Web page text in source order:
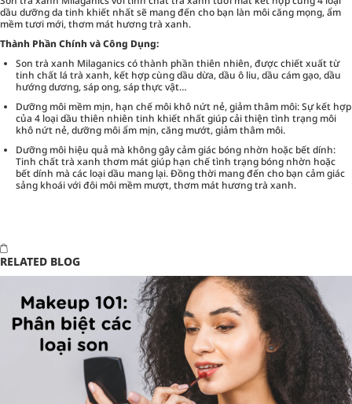
dầu dưỡng da tinh khiết nhất sẽ mang đến cho bạn làn môi căng mọng, ẩm
mềm tươi mới, thơm mát hương trà xanh.
Thành Phần Chính và Công Dụng:
Son trà xanh Milaganics có thành phần thiên nhiên, được chiết xuất từ
tinh chất lá trà xanh, kết hợp cùng dầu dừa, dầu ô liu, dầu cám gạo, dầu
hướng dương, sáp ong, sáp thực vật…
Dưỡng môi mềm mịn, hạn chế môi khô nứt nẻ, giảm thâm môi: Sự kết hợp
của 4 loại dầu thiên nhiên tinh khiết nhất giúp cải thiện tình trạng môi
khô nứt nẻ, dưỡng môi ẩm mịn, căng mướt, giảm thâm môi.
Dưỡng môi hiệu quả mà không gây cảm giác bóng nhờn hoặc bết dính:
Tinh chất trà xanh thơm mát giúp hạn chế tình trạng bóng nhờn hoặc
bết dính mà các loại dầu mang lại. Đồng thời mang đến cho bạn cảm giác
sảng khoái với đôi môi mềm mượt, thơm mát hương trà xanh.
RELATED BLOG